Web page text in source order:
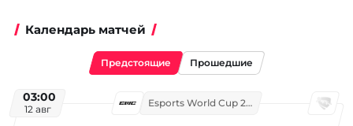
Календарь матчей
Предстоящие Прошедшие
03:00
12 авг
Esports World Cup 2026